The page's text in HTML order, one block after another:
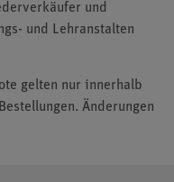
und
und Lehranstalten
gelten nur innerhalb
Änderungen